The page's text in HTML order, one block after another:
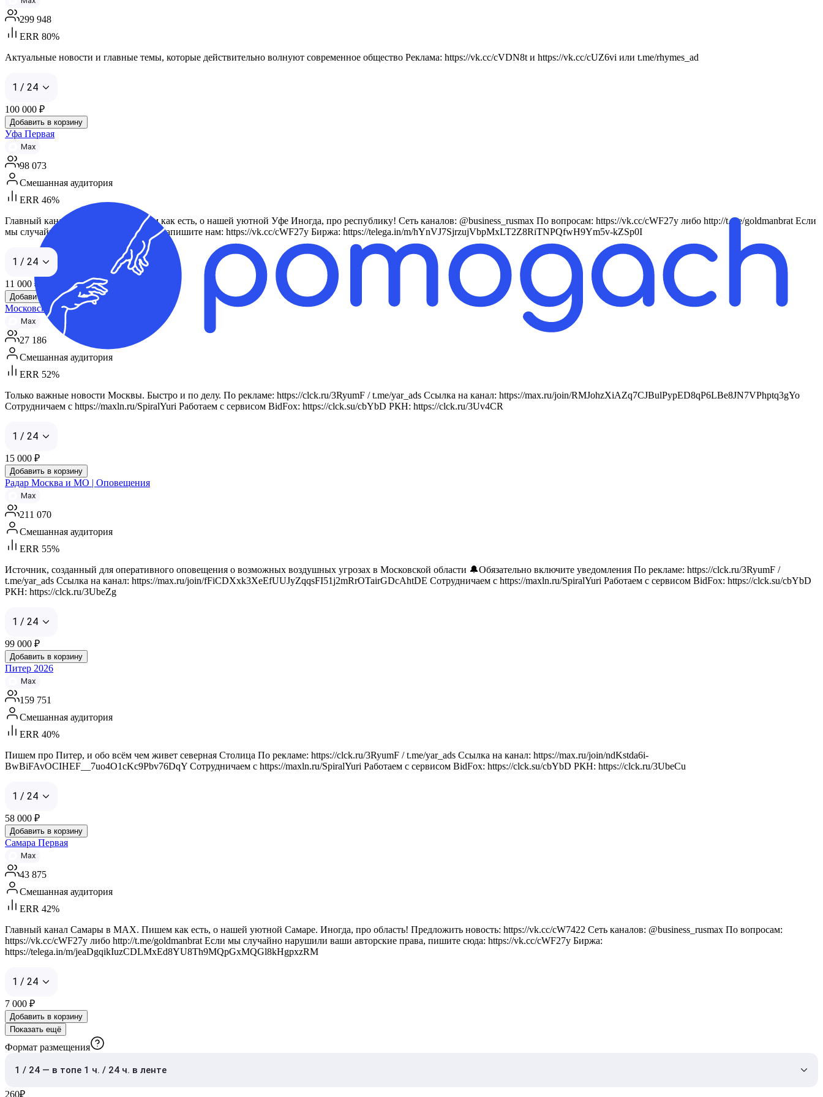
299 948
ERR 80%
Актуальные новости и главные темы, которые действительно волнуют современное общество Реклама: https://vk.cc/cVDN8t и https://vk.cc/cUZ6vi или t.me/rhymes_ad
1 / 24
100 000 ₽
Добавить в корзину
Уфа Первая
Max
98 073
Смешанная аудитория
ERR 46%
Главный канал Уфы в MAX. Пишем как есть, о нашей уютной Уфе Иногда, про республику! Сеть каналов: @business_rusmax По вопросам: https://vk.cc/cWF27y либо http://t.me/goldmanbrat Если
мы случайно нарушили ваши права, напишите нам: https://vk.cc/cWF27y Биржа: https://telega.in/m/hYnVJ7SjrzujVbpMxLT2Z8RiTNPQfwH9Ym5v-kZSp0I
1 / 24
11 000 ₽
Добавить в корзину
Московская Лента
Max
27 186
Смешанная аудитория
ERR 52%
Только важные новости Москвы. Быстро и по делу. По рекламе: https://clck.ru/3RyumF / t.me/yar_ads Ссылка на канал: https://max.ru/join/RMJohzXiAZq7CJBulPypED8qP6LBe8JN7VPhptq3gYo
Сотрудничаем с https://maxln.ru/SpiralYuri Работаем с сервисом BidFox: https://clck.su/cbYbD РКН: https://clck.ru/3Uv4CR
1 / 24
15 000 ₽
Добавить в корзину
Радар Москва и МО | Оповещения
Max
211 070
Смешанная аудитория
ERR 55%
Источник, созданный для оперативного оповещения о возможных воздушных угрозах в Московской области 🔔Обязательно включите уведомления По рекламе: https://clck.ru/3RyumF /
t.me/yar_ads Ссылка на канал: https://max.ru/join/fFiCDXxk3XeEfUUJyZqqsFI51j2mRrOTairGDcAhtDE Сотрудничаем с https://maxln.ru/SpiralYuri Работаем с сервисом BidFox: https://clck.su/cbYbD
РКН: https://clck.ru/3UbeZg
1 / 24
99 000 ₽
Добавить в корзину
Питер 2026
Max
159 751
Смешанная аудитория
ERR 40%
Пишем про Питер, и обо всём чем живет северная Столица По рекламе: https://clck.ru/3RyumF / t.me/yar_ads Ссылка на канал: https://max.ru/join/ndKstda6i-
BwBiFAvOCIHEF__7uo4O1cKc9Pbv76DqY Сотрудничаем с https://maxln.ru/SpiralYuri Работаем с сервисом BidFox: https://clck.su/cbYbD РКН: https://clck.ru/3UbeCu
1 / 24
58 000 ₽
Добавить в корзину
Самара Первая
Max
43 875
Смешанная аудитория
ERR 42%
Главный канал Самары в MAX. Пишем как есть, о нашей уютной Самаре. Иногда, про область! Предложить новость: https://vk.cc/cW7422 Сеть каналов: @business_rusmax По вопросам:
https://vk.cc/cWF27y либо http://t.me/goldmanbrat Если мы случайно нарушили ваши авторские права, пишите сюда: https://vk.cc/cWF27y Биржа:
https://telega.in/m/jeaDgqikIuzCDLMxEd8YU8Th9MQpGxMQGl8kHgpxzRM
1 / 24
7 000 ₽
Добавить в корзину
Показать ещё
Формат размещения
1 / 24 — в топе 1 ч. / 24 ч. в ленте
260₽